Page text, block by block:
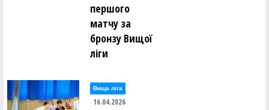
першого
матчу за
бронзу Вищої
ліги
Вища лiга
16.04.2026